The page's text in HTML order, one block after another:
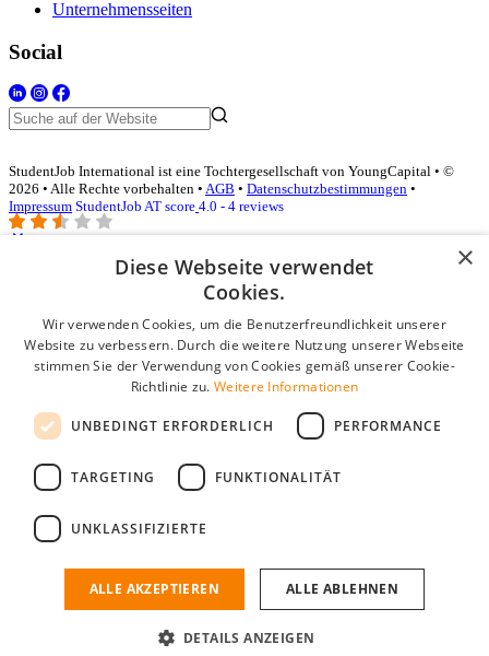
Unternehmensseiten
Social
StudentJob International ist eine Tochtergesellschaft von YoungCapital • ©
2026 • Alle Rechte vorbehalten • AGB • Datenschutzbestimmungen •
Impressum StudentJob AT score 4.0 - 4 reviews
Login für Unternehmen
E-Mail*
Passwort
Angemeldet bleiben
Passwort vergessen?
Kostenloses Unternehmensprofil
Wenn Sie sich registriert haben, können Sie ein Unternehmensprofil
passenden Mitarbeiter zu finden.
×
Diese Webseite verwendet
Cookies.
Wir verwenden Cookies, um die Benutzerfreundlichkeit unserer
Website zu verbessern. Durch die weitere Nutzung unserer Webseite
stimmen Sie der Verwendung von Cookies gemäß unserer Cookie-
Richtlinie zu. Weitere Informationen
UNBEDINGT ERFORDERLICH PERFORMANCE
TARGETING FUNKTIONALITÄT
UNKLASSIFIZIERTE
ALLE AKZEPTIEREN ALLE ABLEHNEN
DETAILS ANZEIGEN